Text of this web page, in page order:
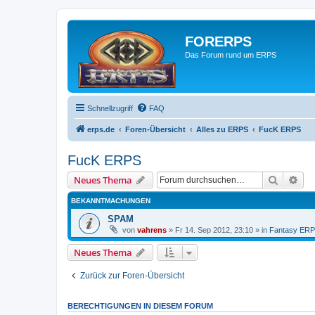
FORERPS
Das Forum rund um ERPS
Schnellzugriff FAQ
erps.de Foren-Übersicht Alles zu ERPS FucK ERPS
FucK ERPS
Neues Thema Suche
BEKANNTMACHUNGEN
SPAM
von vahrens » Fr 14. Sep 2012, 23:10 » in Fantasy
Neues Thema
Zurück zur Foren-Übersicht
BERECHTIGUNGEN IN DIESEM FORUM